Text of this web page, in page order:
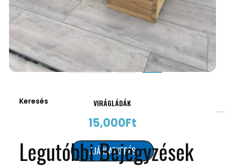
VIRÁGLÁDÁK
15,000Ft
AJÁNLATKÉRÉS
Previous 2
Keresés
Legutóbbi Bejegyzések